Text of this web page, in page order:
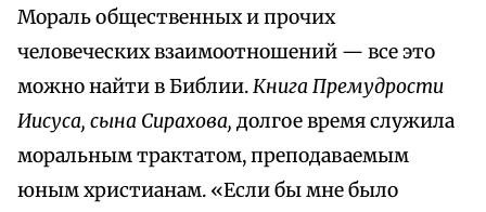
Мораль общественных и прочих
человеческих взаимоотношений — все это
можно найти в Библии.Книга Премудрости
Иисуса, сына Сирахова, долгое время служила
моральным трактатом, преподаваемым
юным христианам. «Если бы мне было